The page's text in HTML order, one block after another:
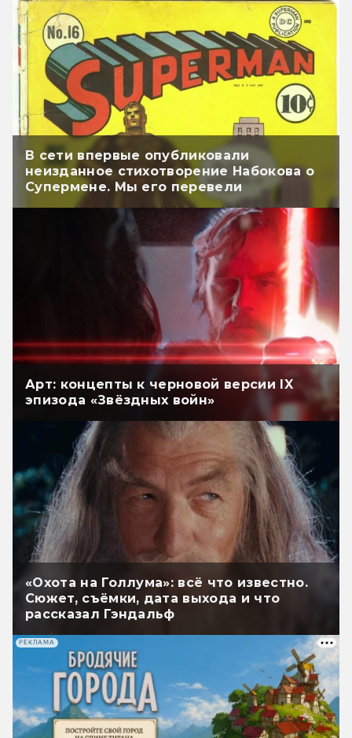
В сети впервые опубликовали
неизданное стихотворение Набокова о
Супермене. Мы его перевели
Арт: концепты к черновой версии IX
эпизода «Звёздных войн»
«Охота на Голлума»: всё что известно.
Сюжет, съёмки, дата выхода и что
рассказал Гэндальф
РЕКЛАМА